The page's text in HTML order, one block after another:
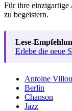
Für ihre einzigartige
zu begeistern.
Lese-
Erlebe die neue
Antoine
Berlin
Chanson
Jazz